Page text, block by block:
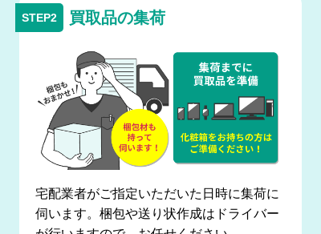
買取品の集荷
宅配業者がご指定いただいた日時に集荷に
伺います。梱包や送り状作成はドライバー